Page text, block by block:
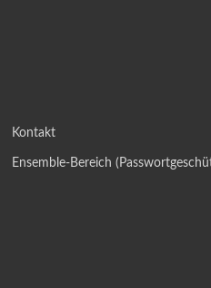
Kontakt
Ensemble-Bereich